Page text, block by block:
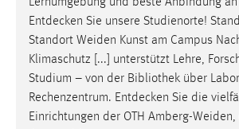
Lernumgebung und beste Anbindung
Entdecken Sie unsere Studienorte!
Standort Weiden Kunst am Campus
Klimaschutz [...] unterstützt Lehre,
Studium – von der Bibliothek über
Rechenzentrum. Entdecken Sie die
Einrichtungen der OTH Amberg-
MARKETING
Marketing Cookies werden von
verwendet, um personalisierte
Sie tun dies, indem sie Besucher
hinweg verfolgen.